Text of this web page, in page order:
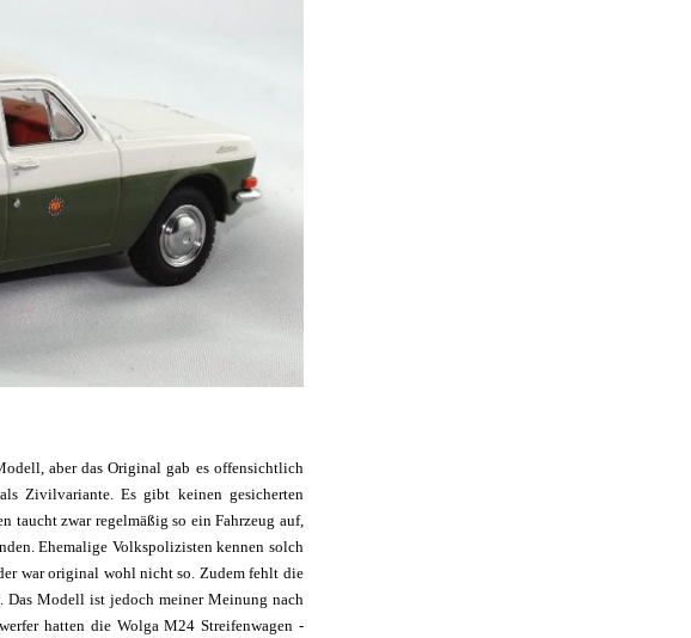
aber das Original gab es offensichtlich
Zivilvariante. Es gibt keinen gesicherten
taucht zwar regelmäßig so ein Fahrzeug auf,
Ehemalige Volkspolizisten kennen solch
war original wohl nicht so. Zudem fehlt die
Das Modell ist jedoch meiner Meinung nach
hatten die Wolga M24 Streifenwagen -